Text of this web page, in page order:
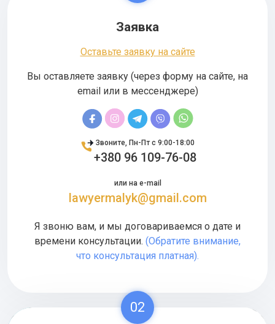
Заявка
Оставьте заявку на сайте
Вы оставляете заявку (через форму на сайте, на
email или в мессенджере)
Звоните, Пн-Пт с 9:00-18:00
+380 96 109-76-08
или на e-mail
lawyermalyk@gmail.com
Я звоню вам, и мы договариваемся о дате и
времени консультации. (Обратите внимание,
что консультация платная).
02